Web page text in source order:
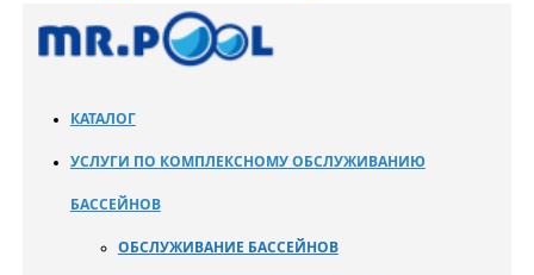
КАТАЛОГ
УСЛУГИ ПО КОМПЛЕКСНОМУ ОБСЛУЖИВАНИЮ
БАССЕЙНОВ
ОБСЛУЖИВАНИЕ БАССЕЙНОВ